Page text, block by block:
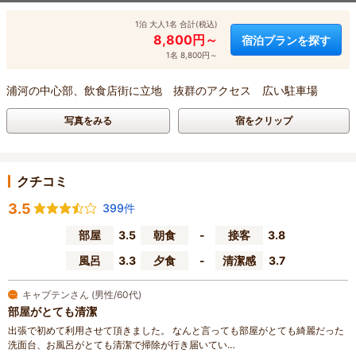
1泊 大人1名 合計(税込)
8,800円～
1名 8,800円～
宿泊プランを探す
浦河の中心部、飲食店街に立地 抜群のアクセス 広い駐車場
写真をみる 宿をクリップ
クチコミ
3.5
399件
部屋
3.5 朝食 - 接客
3.8
風呂
3.3 夕食 - 清潔感 3.7
キャプテンさん (男性/60代)
部屋がとても清潔
出張で初めて利用させて頂きました。 なんと言っても部屋がとても綺麗だった
洗面台、お風呂がとても清潔で掃除が行き届いてい…